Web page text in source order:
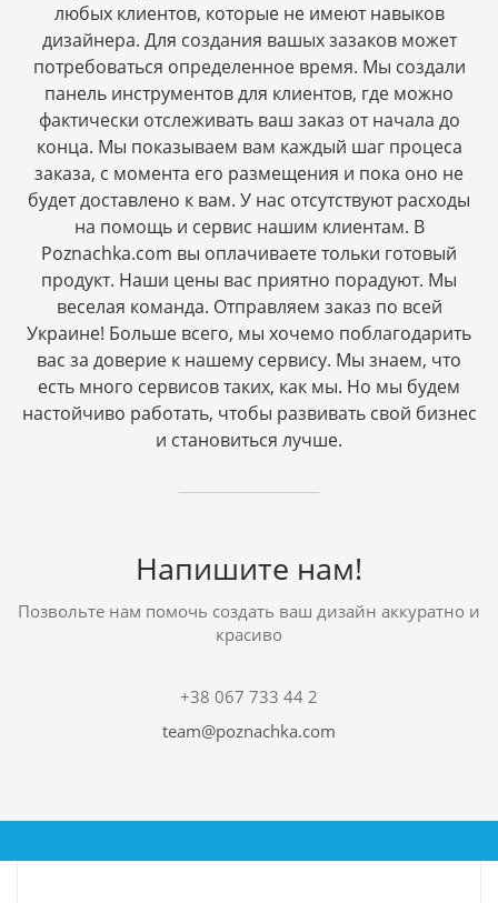
любых клиентов, которые не имеют навыков
дизайнера. Для создания вашых зазаков может
потребоваться определенное время. Мы создали
панель инструментов для клиентов, где можно
фактически отслеживать ваш заказ от начала до
конца. Мы показываем вам каждый шаг процеса
заказа, с момента его размещения и пока оно не
будет доставлено к вам. У нас отсутствуют расходы
на помощь и сервис нашим клиентам. В
Poznachka.com вы оплачиваете тольки готовый
продукт. Наши цены вас приятно порадуют. Мы
веселая команда. Отправляем заказ по всей
Украине! Больше всего, мы хочемо поблагодарить
вас за доверие к нашему сервису. Мы знаем, что
есть много сервисов таких, как мы. Но мы будем
настойчиво работать, чтобы развивать свой бизнес
и становиться лучше.
Напишите нам!
Позвольте нам помочь создать ваш дизайн аккуратно и
красиво
+38 067 733 44 2
team@poznachka.com